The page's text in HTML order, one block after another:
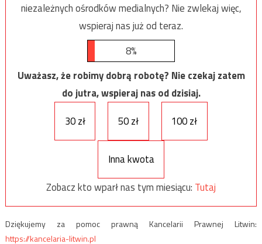
niezależnych ośrodków medialnych? Nie zwlekaj więc,
wspieraj nas już od teraz.
8%
Uważasz, że robimy dobrą robotę? Nie czekaj zatem
do jutra, wspieraj nas od dzisiaj.
30 zł
50 zł 100 zł
Inna kwota
Zobacz kto wparł nas tym miesiącu: Tutaj
Dziękujemy za pomoc prawną Kancelarii Prawnej Litwin:
https://kancelaria-litwin.pl